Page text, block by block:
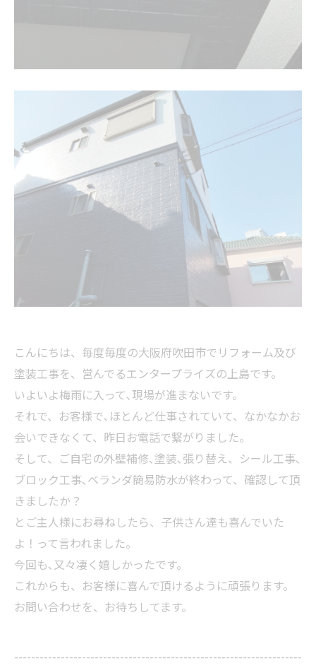
こんにちは、毎度毎度の大阪府吹田市でリフォーム及び
塗装工事を、営んでるエンタープライズの上島です。
いよいよ梅雨に入って､現場が進まないです。
それで、お客様で､ほとんど仕事されていて、なかなかお
会いできなくて、昨日お電話で繋がりました。
そして、ご自宅の外壁補修､塗装､張り替え、シール工事､
ブロック工事､ベランダ簡易防水が終わって、確認して頂
きましたか？
とご主人様にお尋ねしたら、子供さん達も喜んでいた
よ！って言われました。
今回も､又々凄く嬉しかったです。
これからも、お客様に喜んで頂けるように頑張ります。
お問い合わせを、お待ちしてます。
--------------------------------------------------------------------